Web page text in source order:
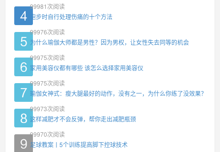
99981 次阅读
跑步时自行处理伤痛的十个方法
99976次阅读
为什么瑜伽大师都是男性？因为男权，让女性失去同等的机会
99975次阅读
家用美容仪都有哪些 该怎么选择家用美容仪
99975次阅读
瑜伽女神式：瘦大腿最好的动作，没有之一，为什么你练了没效果？
99973次阅读
这样减肥才不会反弹，帮你走出减肥瓶颈
99970次阅读
足球教案丨5个训练提高脚下控球技术